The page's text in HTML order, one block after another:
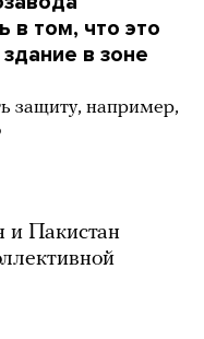
в том, что это
в зоне
защиту, например,
и Пакистан